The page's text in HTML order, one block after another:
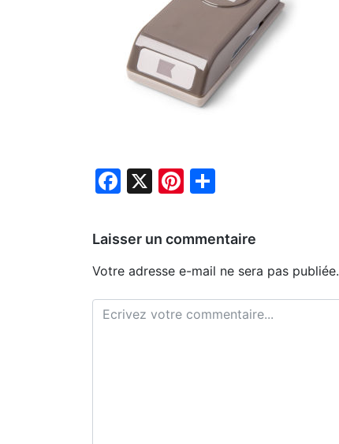
Facebook
X Pinterest
Laisser un commentaire
Votre adresse e-mail ne sera pas publiée.